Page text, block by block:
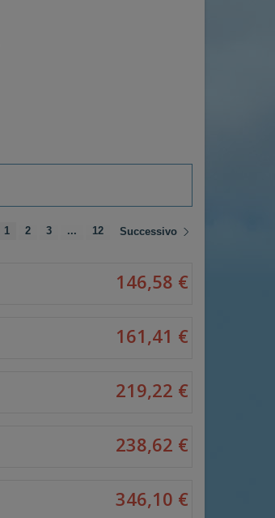
1 2 3 ... 12 Successivo
146,58 €
161,41 €
219,22 €
238,62 €
346,10 €